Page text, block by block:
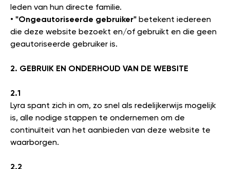
leden van hun directe familie.
• "Ongeautoriseerde gebruiker" betekent iedereen
die deze website bezoekt en/of gebruikt en die geen
geautoriseerde gebruiker is.
2. GEBRUIK EN ONDERHOUD VAN DE WEBSITE
2.1
Lyra spant zich in om, zo snel als redelijkerwijs mogelijk
is, alle nodige stappen te ondernemen om de
continuïteit van het aanbieden van deze website te
waarborgen.